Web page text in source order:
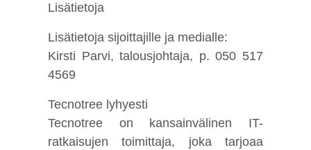
Lisätietoja
Lisätietoja sijoittajille ja medialle:
Kirsti Parvi, talousjohtaja, p. 050 517
4569
Tecnotree lyhyesti
Tecnotree on kansainvälinen IT-
ratkaisujen toimittaja, joka tarjoaa